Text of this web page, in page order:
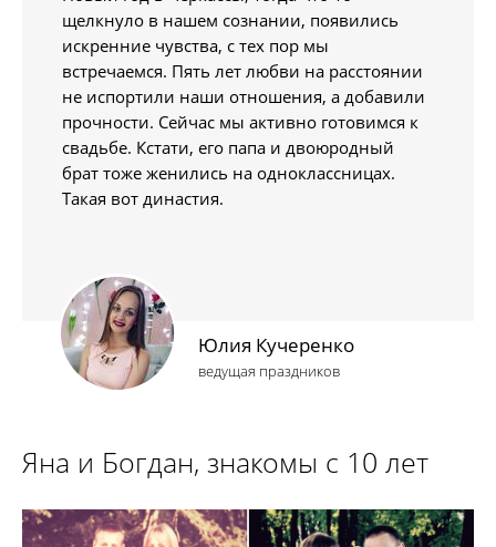
щелкнуло в нашем сознании, появились
искренние чувства, с тех пор мы
встречаемся. Пять лет любви на расстоянии
не испортили наши отношения, а добавили
прочности. Сейчас мы активно готовимся к
свадьбе. Кстати, его папа и двоюродный
брат тоже женились на одноклассницах.
Такая вот династия.
Юлия Кучеренко
ведущая праздников
Яна и Богдан, знакомы с 10 лет